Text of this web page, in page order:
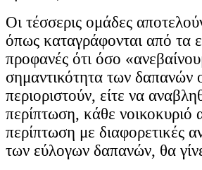
Οι τέσσερις ομάδες
όπως καταγράφονται από τα
προφανές ότι όσο
σημαντικότητα των δαπανών
περιοριστούν, είτε να
περίπτωση, κάθε νοικοκυριό
περίπτωση με διαφορετικές
των εύλογων δαπανών, θα